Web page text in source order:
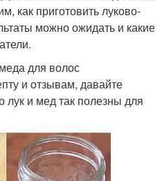
как приготовить луково-
можно ожидать и какие
для волос
и отзывам, давайте
и мед так полезны для